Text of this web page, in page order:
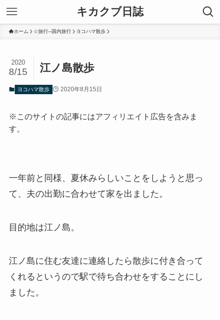
キカクブ日誌
ホーム ☆旅行─国内旅行 ヨコハマ散歩
江ノ島散歩
2020
8/15
ヨコハマ散歩 2020年8月15日
※このサイトの記事にはアフィリエイト広告を含みま
す。
一年前と同様、夏休みらしいことをしようと思っ
て、夫の出勤に合わせて家を出ました。
目的地は江ノ島。
江ノ島に住む友達に連絡したら散歩に付き合って
くれるというので駅で待ち合わせをすることにし
ました。